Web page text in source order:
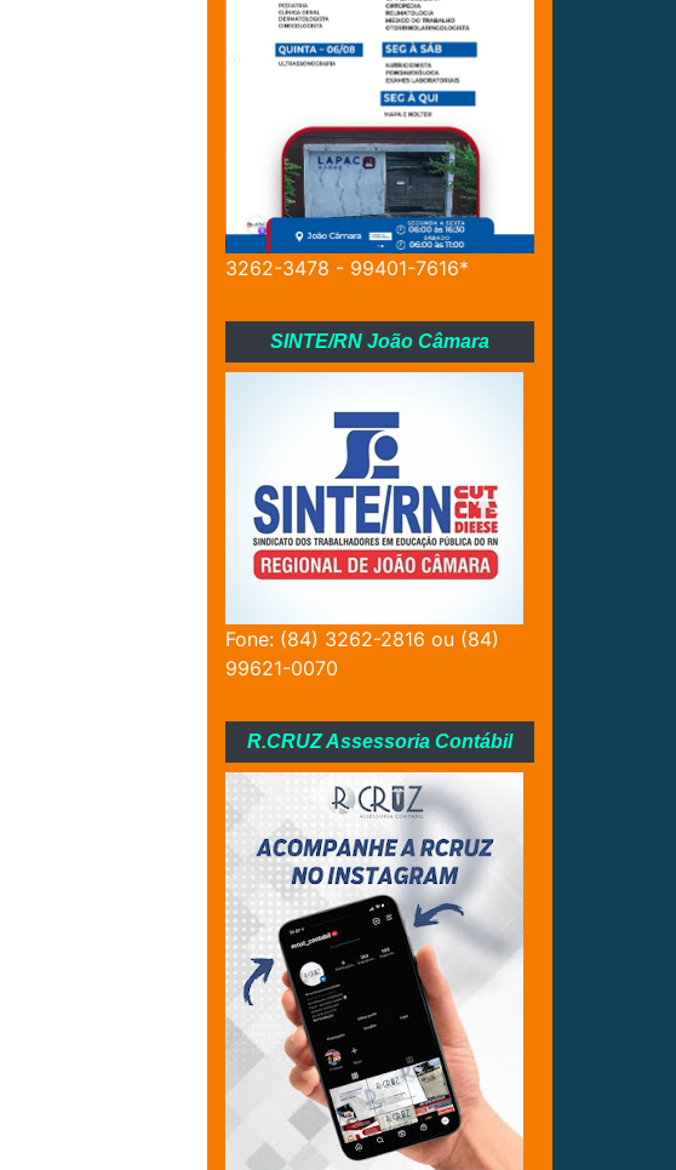
3262-3478 - 99401-7616*
SINTE/RN João Câmara
Fone: (84) 3262-2816 ou (84)
99621-0070
R.CRUZ Assessoria Contábil